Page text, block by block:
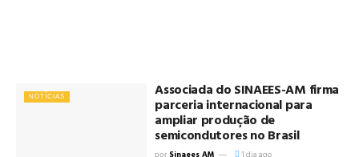
NOTÍCIAS Associada do SINAEES-AM firma
parceria internacional para
ampliar produção de
semicondutores no Brasil
por